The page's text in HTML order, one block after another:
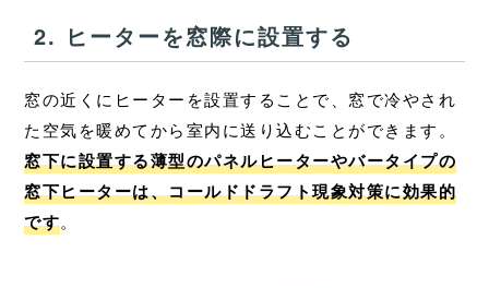
2. ヒーターを窓際に設置する
窓の近くにヒーターを設置することで、窓で冷やされ
た空気を暖めてから室内に送り込むことができます。
窓下に設置する薄型のパネルヒーターやバータイプの
窓下ヒーターは、コールドドラフト現象対策に効果的
です。